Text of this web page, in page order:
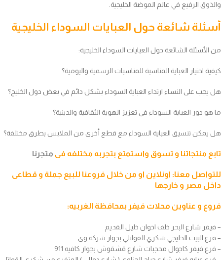
والذوق الرفيع في عالم الموضة الخليجية.
أسئلة شائعة حول العبايات السوداء الخليجية
من الأسئلة الشائعة حول العبايات السوداء الخليجية:
كيفية اختيار العباية المناسبة للمناسبات الرسمية واليومية؟
هل يجب على النساء ارتداء العباية السوداء بشكل دائم في بعض دول الخليج؟
ما هو دور العباية السوداء في تعزيز الهوية الثقافية والدينية؟
هل يمكن تنسيق العباية السوداء مع قطع أخرى من الملابس بطرق مختلفة؟
تابع منتجاتنا و تسوق واستمتع بتجربه مختلفه فى متجرنا
للتواصل معنا: اونلاين او من خلال فروعنا للبيع جملة و قطاعى
داخل مصر و خارجها
فروع و عناوين محلات فيفر بمحافظة الغربيه:
– فيفر شارع البحر خلف اخوان خليل القديم
– فرع البيت الخليجي شكري القواتلي بجوار شركة وى
– فرع فيفر كاجوال محجبات شارع قشقوش بجوار كافيه 911